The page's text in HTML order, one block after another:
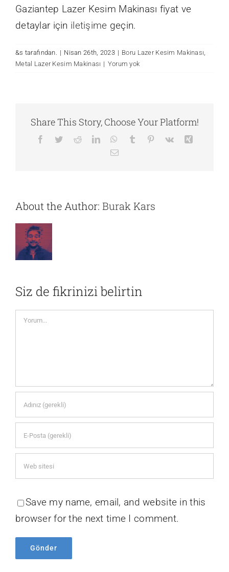
Gaziantep Lazer Kesim Makinası fiyat ve
detaylar için iletişime geçin.
&s tarafından. | Nisan 26th, 2023 | Boru Lazer Kesim Makinası
Metal Lazer Kesim Makinası | Yorum yok
Share This Story, Choose Your Platform!
Facebook
TwitterRedditLinkedInWhatsApp
Tumblr Pinterest
Vk
E-
About the Author: Burak Kars
Siz de fikrinizi belirtin
Yorum
Save my name, email, and website in this
browser for the next time I comment.